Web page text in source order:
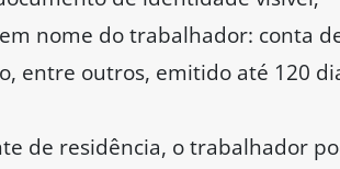
nome do trabalhador: conta
entre outros, emitido até 120
de residência, o trabalhador